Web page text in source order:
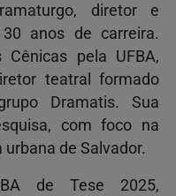
diretor e
anos de carreira.
pela UFBA,
teatral formado
Dramatis. Sua
com foco na
de Salvador.
de Tese 2025,